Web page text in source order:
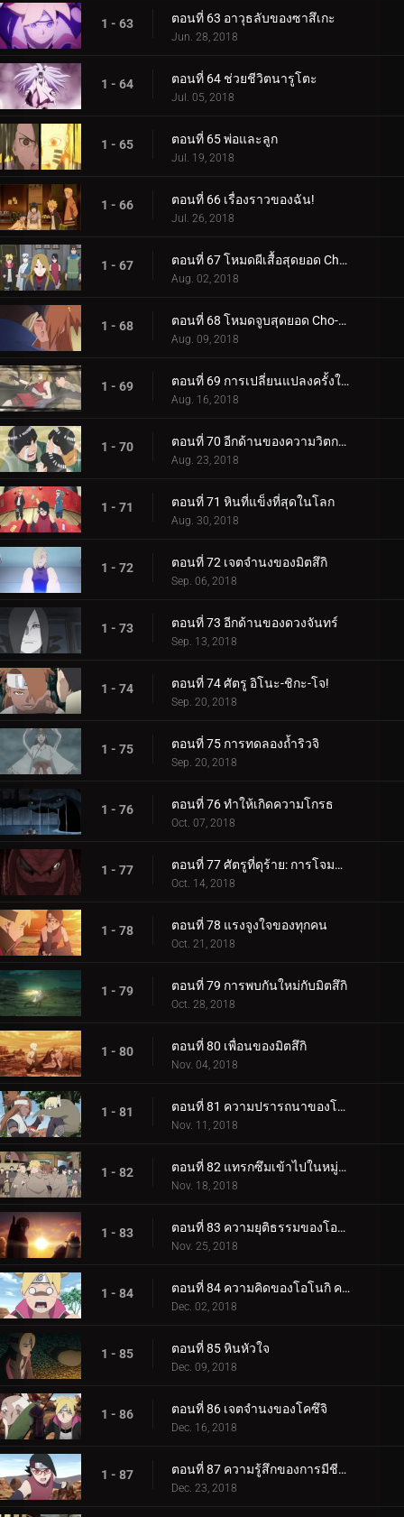
1 - 63 ตอนที่ 63 อาวุธลับของซาสึเกะ
Jun. 28, 2018
1 - 64 ตอนที่ 64 ช่วยชีวิตนารูโตะ
Jul. 05, 2018
1 - 65 ตอนที่ 65 พ่อและลูก
Jul. 19, 2018
1 - 66 ตอนที่ 66 เรื่องราวของฉัน!
Jul. 26, 2018
1 - 67 ตอนที่ 67 โหมดผีเสื้อสุดยอด Cho-Cho!
Aug. 02, 2018
1 - 68 ตอนที่ 68 โหมดจูบสุดยอด Cho-Cho!
Aug. 09, 2018
1 - 69 ตอนที่ 69 การเปลี่ยนแปลงครั้งใหญ่ของความรัก Cho-Cho!
Aug. 16, 2018
1 - 70 ตอนที่ 70 อีกด้านของความวิตกกังวล
Aug. 23, 2018
1 - 71 ตอนที่ 71 หินที่แข็งที่สุดในโลก
Aug. 30, 2018
1 - 72 ตอนที่ 72 เจตจำนงของมิตสึกิ
Sep. 06, 2018
1 - 73 ตอนที่ 73 อีกด้านของดวงจันทร์
Sep. 13, 2018
1 - 74 ตอนที่ 74 ศัตรู อิโนะ-ชิกะ-โจ!
Sep. 20, 2018
1 - 75 ตอนที่ 75 การทดลองถ้ำริวจิ
Sep. 20, 2018
1 - 76 ตอนที่ 76 ทำให้เกิดความโกรธ
Oct. 07, 2018
1 - 77 ตอนที่ 77 ศัตรูที่ดุร้าย: การโจมตีอันดุร้ายของการาก้า!
Oct. 14, 2018
1 - 78 ตอนที่ 78 แรงจูงใจของทุกคน
Oct. 21, 2018
1 - 79 ตอนที่ 79 การพบกันใหม่กับมิตสึกิ
Oct. 28, 2018
1 - 80 ตอนที่ 80 เพื่อนของมิตสึกิ
Nov. 04, 2018
1 - 81 ตอนที่ 81 ความปรารถนาของโบรูโตะ
Nov. 11, 2018
1 - 82 ตอนที่ 82 แทรกซึมเข้าไปในหมู่บ้านหินที่ซ่อนอยู่
Nov. 18, 2018
1 - 83 ตอนที่ 83 ความยุติธรรมของโอโนกิ
Nov. 25, 2018
1 - 84 ตอนที่ 84 ความคิดของโอโนกิ ความคิดของคู
Dec. 02, 2018
1 - 85 ตอนที่ 85 หินหัวใจ
Dec. 09, 2018
1 - 86 ตอนที่ 86 เจตจำนงของโคซึจิ
Dec. 16, 2018
1 - 87 ตอนที่ 87 ความรู้สึกของการมีชีวิต
Dec. 23, 2018